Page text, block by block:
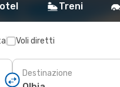
Treni
Voli diretti
Destinazione